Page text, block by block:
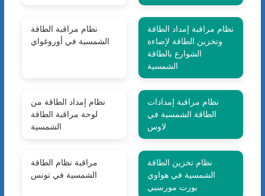
نظام مراقبة الطاقة
الشمسية في أوروغواي
نظام مراقبة إمداد الطاقة
وتخزين الطاقة لإضاءة
الشوارع بالطاقة
الشمسية
نظام إمداد الطاقة من
لوحة مراقبة الطاقة
الشمسية
نظام مراقبة إمدادات
الطاقة الشمسية في
لاوس
مراقبة نظام الطاقة
الشمسية في تونس
نظام تخزين الطاقة
الشمسية في هواوي
بورت مورسبي